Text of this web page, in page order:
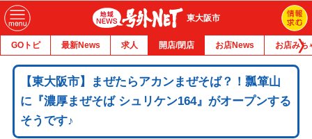
東大阪市
GOトピ 最新News 求人 開店/閉店 お店News お店みち
【東大阪市】まぜたらアカンまぜそば？！瓢箪山
に『濃厚まぜそば シュリケン164』がオープンする
そうです♪